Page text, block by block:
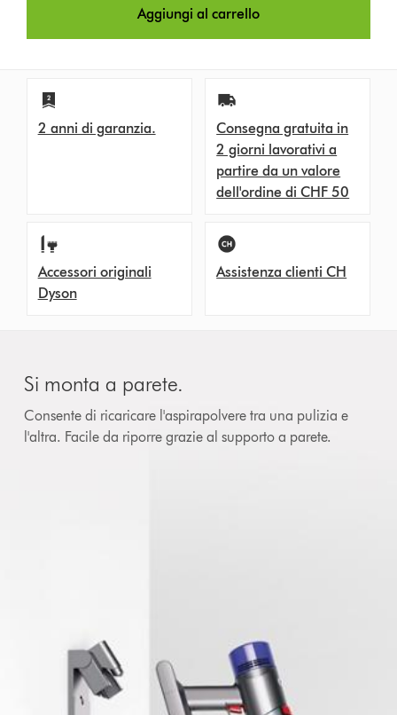
Aggiungi al carrello
2 anni di garanzia.
Consegna gratuita in
2 giorni lavorativi a
partire da un valore
dell'ordine di CHF 50
Accessori originali
Dyson
Assistenza clienti CH
Si monta a parete.
Consente di ricaricare l'aspirapolvere tra una pulizia e
l'altra. Facile da riporre grazie al supporto a parete.